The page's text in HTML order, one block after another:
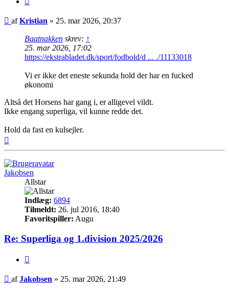
Indlæg
afKristian » 25. mar 2026, 20:37
Baatnakken skrev: ↑
25. mar 2026, 17:02
https://ekstrabladet.dk/sport/fodbold/d ... ./11133018
Vi er ikke det eneste sekunda hold der har en fucked
økonomi
Altså det Horsens har gang i, er alligevel vildt.
Ikke engang superliga, vil kunne redde det.
Hold da fast en kulsejler.
Jakobsen
Allstar
Indlæg: 6894
Tilmeldt: 26. jul 2016, 18:40
Favoritspiller: Augu
Re: Superliga og 1.division 2025/2026
Indlæg
afJakobsen » 25. mar 2026, 21:49